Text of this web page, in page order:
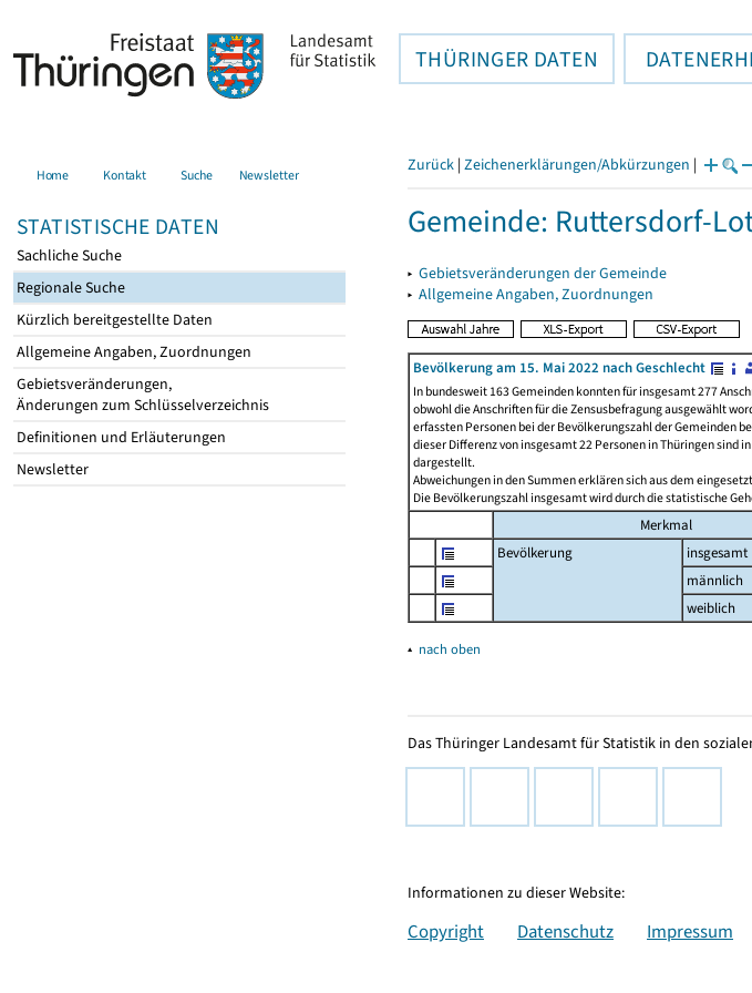
THÜRINGER DATEN
Home Kontakt Suche Newsletter
STATISTISCHE DATEN
Sachliche Suche
Regionale Suche
Kürzlich bereitgestellte Daten
Allgemeine Angaben, Zuordnungen
Gebietsveränderungen,
Änderungen zum Schlüsselverzeichnis
Definitionen und Erläuterungen
Newsletter
Zurück | Zeichenerklärungen/Abkürzungen |
Gemeinde: Ruttersdorf-
▸ Gebietsveränderungen der Gemeinde
▸ Allgemeine Angaben, Zuordnungen
Bevölkerung am 15. Mai 2022 nach Geschlecht
In bundesweit 163 Gemeinden konnten für insgesamt 277
obwohl die Anschriften für die Zensusbefragung ausgewählt
erfassten Personen bei der Bevölkerungszahl der Gemeinden
dieser Differenz von insgesamt 22 Personen in Thüringen sind
dargestellt.
Abweichungen in den Summen erklären sich aus dem
Die Bevölkerungszahl insgesamt wird durch die statistische
Merkmal
Bevölkerung
insgesamt
männlich
weiblich
▴ nach oben
Das Thüringer Landesamt für Statistik in den
Informationen zu dieser Website:
Copyright Datenschutz Impressum